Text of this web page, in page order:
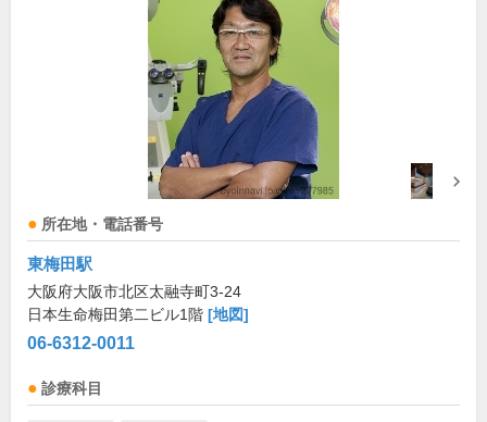
所在地・電話番号
東梅田駅
大阪府大阪市北区太融寺町3-24
日本生命梅田第二ビル1階 [地図]
06-6312-0011
診療科目